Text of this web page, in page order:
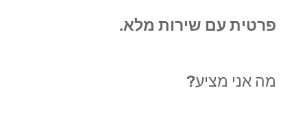
פרטית עם שירות מלא.
מה אני מציע?